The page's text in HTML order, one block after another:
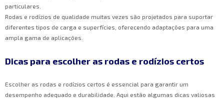
particulares.
Rodas e rodízios de qualidade muitas vezes são projetados para suportar
diferentes tipos de carga e superfícies, oferecendo adaptações para uma
ampla gama de aplicações.
Dicas para escolher as rodas e rodízios certos
Escolher as rodas e rodízios certos é essencial para garantir um
desempenho adequado e durabilidade. Aqui estão algumas dicas valiosas